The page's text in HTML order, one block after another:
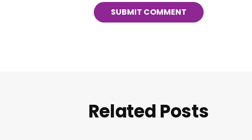
Related Posts